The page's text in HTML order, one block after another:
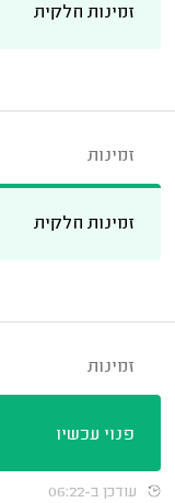
זמינות חלקית
זמינות
זמינות חלקית
זמינות
פנוי עכשיו
עודכן ב-06:22